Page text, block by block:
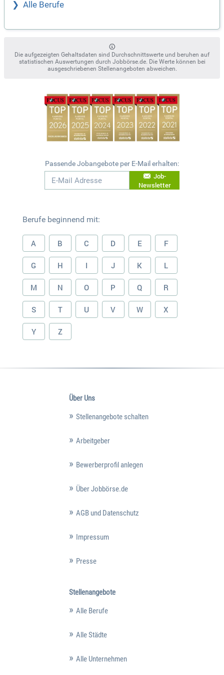
Alle Berufe
Die aufgezeigten Gehaltsdaten sind Durchschnittswerte und beruhen auf
statistischen Auswertungen durch Jobbörse.de. Die Werte können bei
ausgeschriebenen Stellenangeboten abweichen.
Passende Jobangebote per E-Mail erhalten:
Job-
Newsletter
Berufe beginnend mit:
A B C D E F
G H I J K L
M N O P Q R
S T U V W X
Y Z
Über Uns
Stellenangebote schalten
Arbeitgeber
Bewerberprofil anlegen
Über Jobbörse.de
AGB und Datenschutz
Impressum
Presse
Stellenangebote
Alle Berufe
Alle Städte
Alle Unternehmen